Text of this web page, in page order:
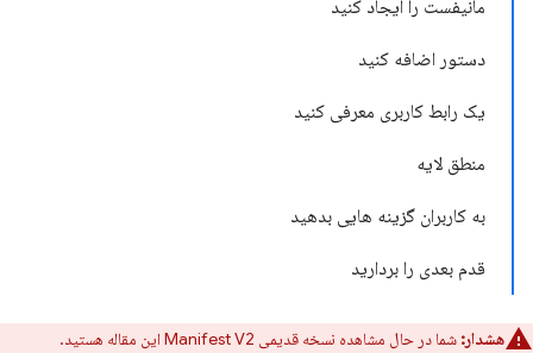
مانیفست را ایجاد کنید
دستور اضافه کنید
یک رابط کاربری معرفی کنید
منطق لایه
به کاربران گزینه هایی بدهید
قدم بعدی را بردارید
هشدار: شما در حال مشاهده نسخه قدیمی Manifest V2 این مقاله هستید.